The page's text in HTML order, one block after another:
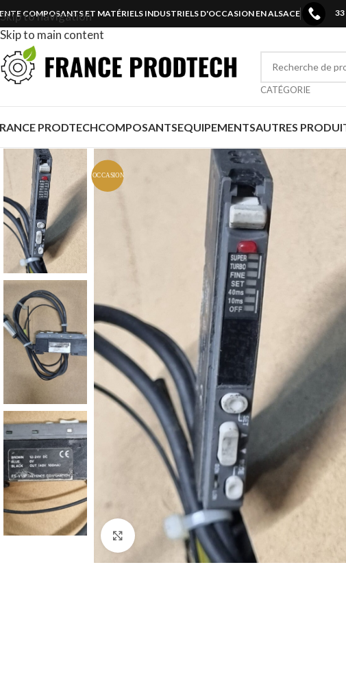
Skip to navigation
Skip to main content
COMPOSANTS ET MATÉRIELS INDUSTRIELS D'OCCASION EN ALSACE 33
CATÉGORIE
PRODTECHCOMPOSANTSEQUIPEMENTSAUTRES
Click to enlarge